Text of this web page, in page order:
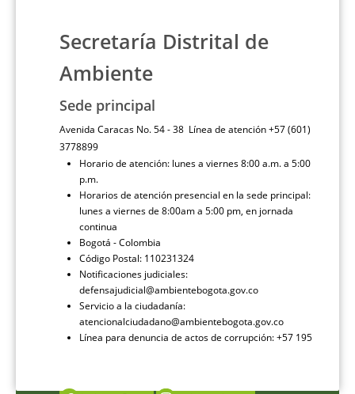
Secretaría Distrital de
Ambiente
Sede principal
Avenida Caracas No. 54 - 38 Línea de atención +57 (601)
3778899
Horario de atención: lunes a viernes 8:00 a.m. a 5:00
p.m.
Horarios de atención presencial en la sede principal:
lunes a viernes de 8:00am a 5:00 pm, en jornada
continua
Bogotá - Colombia
Código Postal: 110231324
Notificaciones judiciales:
defensajudicial@ambientebogota.gov.co
Servicio a la ciudadanía:
atencionalciudadano@ambientebogota.gov.co
Línea para denuncia de actos de corrupción: +57 195